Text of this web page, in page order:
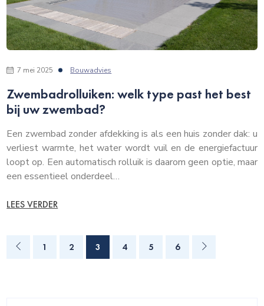
7 mei 2025 Bouwadvies
Zwembadrolluiken: welk type past het best
bij uw zwembad?
Een zwembad zonder afdekking is als een huis zonder dak: u
verliest warmte, het water wordt vuil en de energiefactuur
loopt op. Een automatisch rolluik is daarom geen optie, maar
een essentieel onderdeel…
LEES VERDER
1 2 3 4 5 6